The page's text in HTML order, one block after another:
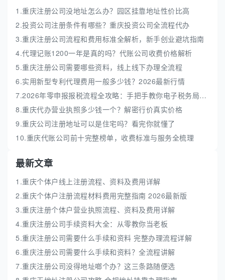
1.重庆注册公司没地址怎么办？园区挂靠地址性价比高
2.投资公司注册条件有哪些？重庆投资公司全流程代办
3.重庆注册公司流程和费用标准全解析，新手创业避坑指南
4.代理记账1200一年是真的吗？代账公司收费价格解析
5.重庆注册公司需要哪些资料，线上线下办理全流程
6.实用新型专利代理费用一般多少钱？2026最新行情
7.2026年零申报报税流程全攻略：手把手教你电子税务局实操
8.重庆代办营业执照多少钱一个？解密行价真实价格
9.重庆公司注册地址可以是住宅吗？看完你就懂了
10.重庆代账公司前十完整榜单，收费标准与服务全梳理
最新文章
1.重庆个体户线上注册流程、资料及费用详解
2.重庆个体户注册流程材料费用完整指南 2026最新版
3.重庆注册个体户营业执照流程、资料及费用详解
4.重庆注册公司手续资料大全：从零教你当老板
5.重庆注册公司需要什么手续和资料 完整办理流程详解
6.重庆注册公司需要什么手续和资料？全流程讲解
7.重庆注册公司没得地址啷个办？这三条路随便选